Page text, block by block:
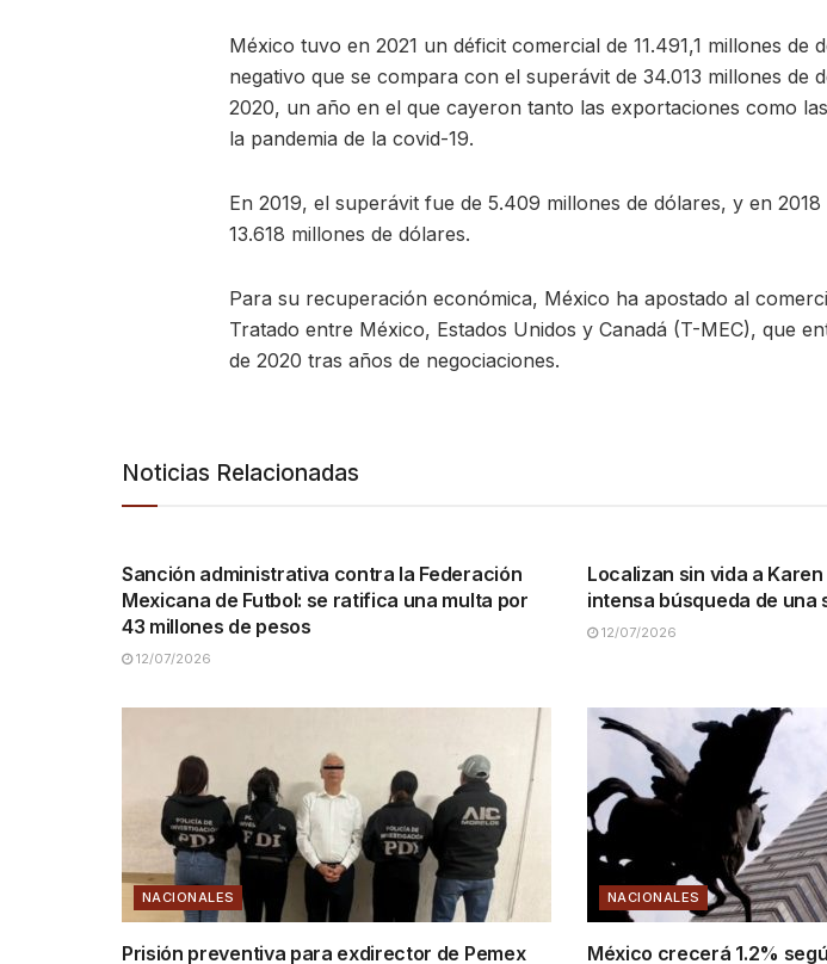
México tuvo en 2021 un déficit comercial de 11.491,1 millones de
negativo que se compara con el superávit de 34.013 millones de
2020, un año en el que cayeron tanto las exportaciones como
la pandemia de la covid-19.
En 2019, el superávit fue de 5.409 millones de dólares, y en
13.618 millones de dólares.
Para su recuperación económica, México ha apostado al
Tratado entre México, Estados Unidos y Canadá (T-MEC), que
de 2020 tras años de negociaciones.
Noticias Relacionadas
Sanción administrativa contra la Federación
Mexicana de Futbol: se ratifica una multa por
43 millones de pesos
12/07/2026
Localizan sin vida a
intensa búsqueda de una
12/07/2026
NACIONALES
Prisión preventiva para exdirector de Pemex
NACIONALES
México crecerá 1.2%